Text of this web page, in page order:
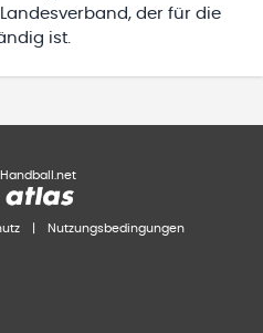
der für die
ist.
Handball.net
Nutzungsbedingungen